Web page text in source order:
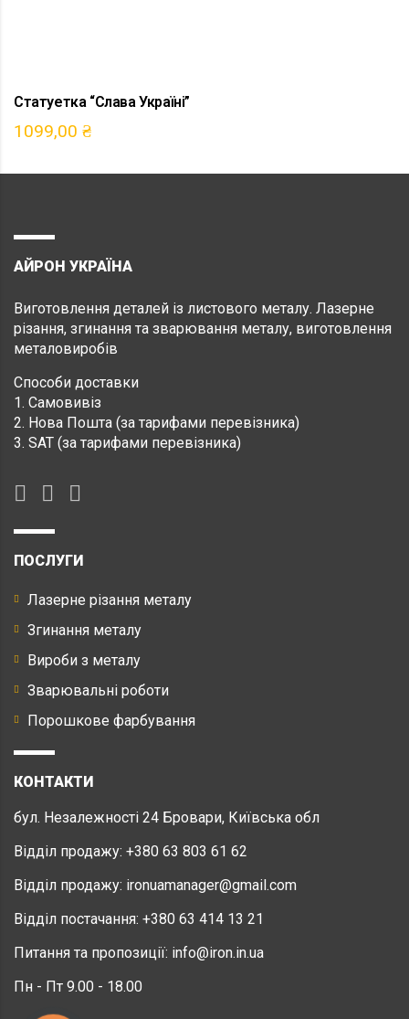
Статуетка “Слава Україні”
1099,00 ₴
АЙРОН УКРАЇНА
Виготовлення деталей із листового металу. Лазерне
різання, згинання та зварювання металу, виготовлення
металовиробів
Способи доставки
1. Самовивіз
2. Нова Пошта (за тарифами перевізника)
3. SAT (за тарифами перевізника)
ПОСЛУГИ
Лазерне різання металу
Згинання металу
Вироби з металу
Зварювальні роботи
Порошкове фарбування
КОНТАКТИ
бул. Незалежності 24 Бровари, Київська обл
Відділ продажу: +380 63 803 61 62
Відділ продажу: ironuamanager@gmail.com
Відділ постачання: +380 63 414 13 21
Питання та пропозиції: info@iron.in.ua
Пн - Пт 9.00 - 18.00